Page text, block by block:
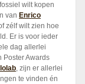
wilt kopen
van Enrico
zélf wilt zien hoe
Er is voor ieder
dag allerlei
Poster Awards
, zijn er allerlei
te vinden én